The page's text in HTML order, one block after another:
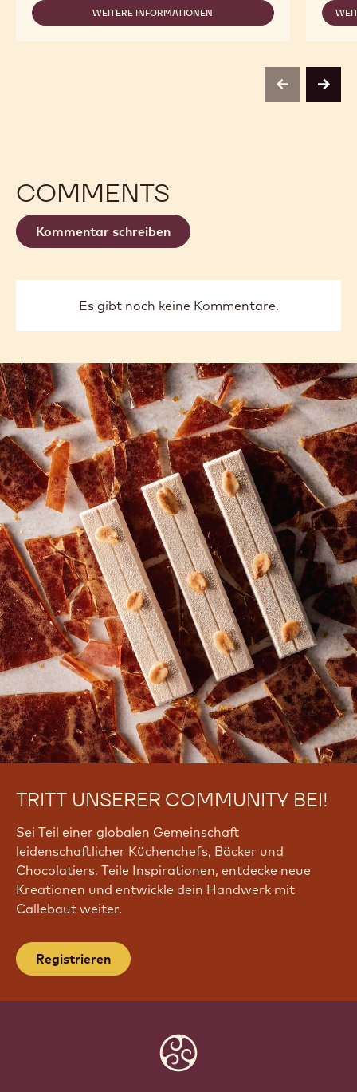
WEITERE INFORMATIONEN
-
previousnext
COMMENTS
Kommentar schreiben
Es gibt noch keine Kommentare.
TRITT UNSERER COMMUNITY BEI!
Sei Teil einer globalen Gemeinschaft
leidenschaftlicher Küchenchefs, Bäcker und
Chocolatiers. Teile Inspirationen, entdecke neue
Kreationen und entwickle dein Handwerk mit
Callebaut weiter.
Registrieren